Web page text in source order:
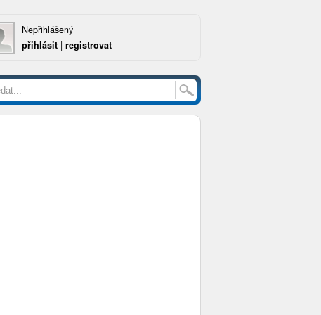
Nepřihlášený
přihlásit | registrovat